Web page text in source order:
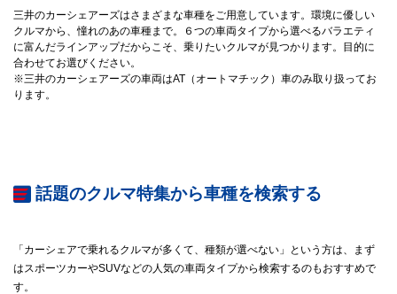
三井のカーシェアーズはさまざまな車種をご用意しています。環境に優しい
クルマから、憧れのあの車種まで。６つの車両タイプから選べるバラエティ
に富んだラインアップだからこそ、乗りたいクルマが見つかります。目的に
合わせてお選びください。
※三井のカーシェアーズの車両はAT（オートマチック）車のみ取り扱ってお
ります。
話題のクルマ特集から車種を検索する
「カーシェアで乗れるクルマが多くて、種類が選べない」という方は、まず
はスポーツカーやSUVなどの人気の車両タイプから検索するのもおすすめで
す。